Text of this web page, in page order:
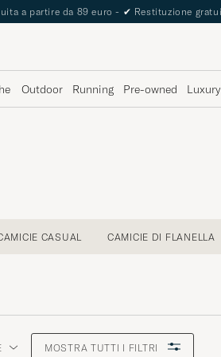
The Care of Carl Passport
Outdoor Running Pre-owned Luxury
CASUAL CAMICIE DI FLANELLA
MOSTRA TUTTI I FILTRI